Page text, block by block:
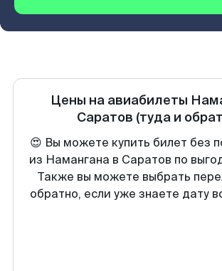
Цены на авиабилеты
Саратов (туда и
😍 Вы можете купить билет без
из Намангана в Саратов по
Также вы можете выбрать
обратно, если уже знаете дату